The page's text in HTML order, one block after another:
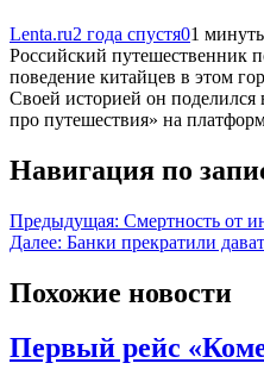
Lenta.ru2 года спустя01
Российский путешественник
поведение китайцев в этом
Своей историей он
про путешествия» на
Навигация по
Предыдущая: Смертность от
Далее: Банки прекратили
Похожие новости
Первый рейс